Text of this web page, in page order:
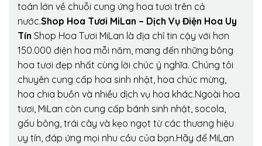
toán lớn về chuỗi cung ứng hoa tươi trên cả
nước.Shop Hoa Tươi MiLan – Dịch Vụ Điện Hoa Uy
Tín Shop Hoa Tươi MiLan là địa chỉ tin cậy với hơn
150.000 điện hoa mỗi năm, mang đến những bông
hoa tươi đẹp nhất cùng lời chúc ý nghĩa. Chúng tôi
chuyên cung cấp hoa sinh nhật, hoa chúc mừng,
hoa chia buồn và nhiều dịch vụ hoa khác.Ngoài hoa
tươi, MiLan còn cung cấp bánh sinh nhật, socola,
gấu bông, trái cây và kẹo ngọt từ các thương hiệu
uy tín, đáp ứng mọi nhu cầu của bạn.Hãy để MiLan